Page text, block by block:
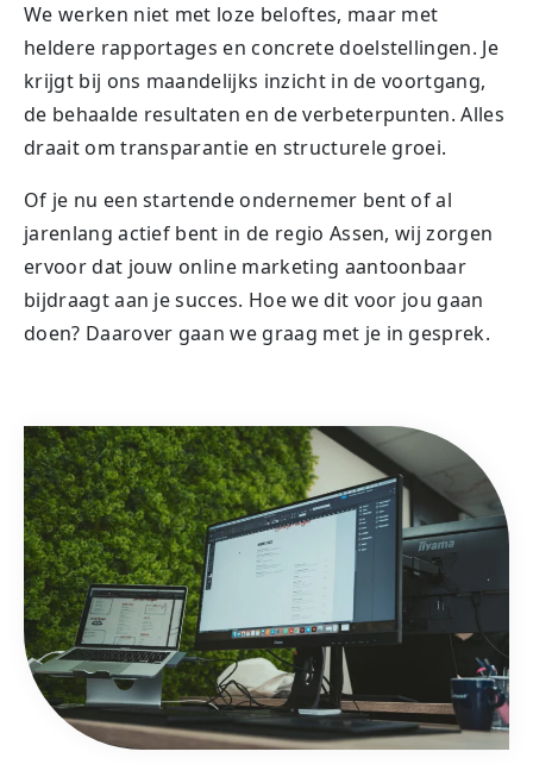
We werken niet met loze beloftes, maar met
heldere rapportages en concrete doelstellingen. Je
krijgt bij ons maandelijks inzicht in de voortgang,
de behaalde resultaten en de verbeterpunten. Alles
draait om transparantie en structurele groei.
Of je nu een startende ondernemer bent of al
jarenlang actief bent in de regio Assen, wij zorgen
ervoor dat jouw online marketing aantoonbaar
bijdraagt aan je succes. Hoe we dit voor jou gaan
doen? Daarover gaan we graag met je in gesprek.